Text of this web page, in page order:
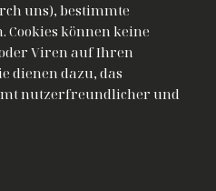
uns), bestimmte
können keine
Viren auf Ihren
dienen dazu, das
nutzerfreundlicher und